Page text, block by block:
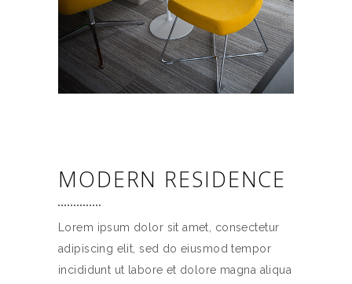
MODERN RESIDENCE
Lorem ipsum dolor sit amet, consectetur
adipiscing elit, sed do eiusmod tempor
incididunt ut labore et dolore magna aliqua